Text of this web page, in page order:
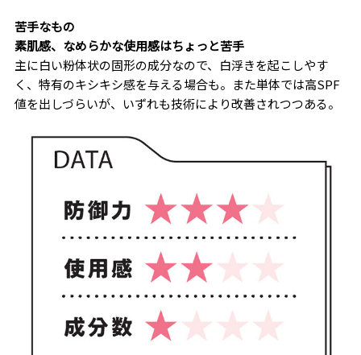
苦手なもの
素肌感、なめらかな使用感はちょっと苦手
主に白い粉体状の固形の成分なので、白浮きを起こしやす
く、特有のキシキシ感を与える場合も。また単体では高SPF
値を出しづらいが、いずれも技術により改善されつつある。